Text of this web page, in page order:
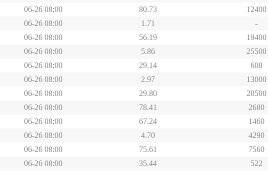
06-26 08:00 80.73
12400
06-26 08:00 1.71
-
06-26 08:00 56.19
19400
06-26 08:00 5.86
25500
06-26 08:00 29.14
608
06-26 08:00 2.97
13000
06-26 08:00 29.80
20500
06-26 08:00 78.41
2680
06-26 08:00 67.24
1460
06-26 08:00 4.70
4290
06-26 08:00 75.61
7560
06-26 08:00 35.44
522